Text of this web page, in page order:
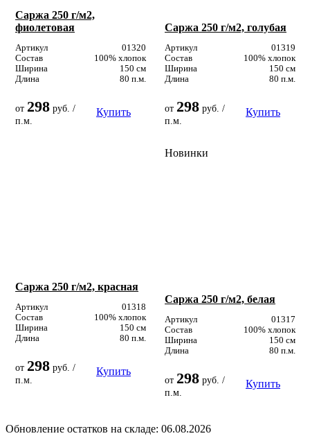
Саржа 250 г/м2,
фиолетовая
Артикул
01320
Состав
100% хлопок
Ширина
150 см
Длина
80 п.м.
от 298 руб. /
п.м.
Купить
Саржа 250 г/м2, голубая
Артикул
01319
Состав
100% хлопок
Ширина
150 см
Длина
80 п.м.
от 298 руб. /
п.м.
Купить
Саржа 250 г/м2, красная
Артикул
01318
Состав
100% хлопок
Ширина
150 см
Длина
80 п.м.
от 298 руб. /
п.м.
Купить
Новинки
Саржа 250 г/м2, белая
Артикул
01317
Состав
100% хлопок
Ширина
150 см
Длина
80 п.м.
от 298 руб. /
п.м.
Купить
Обновление остатков на складе: 06.08.2026